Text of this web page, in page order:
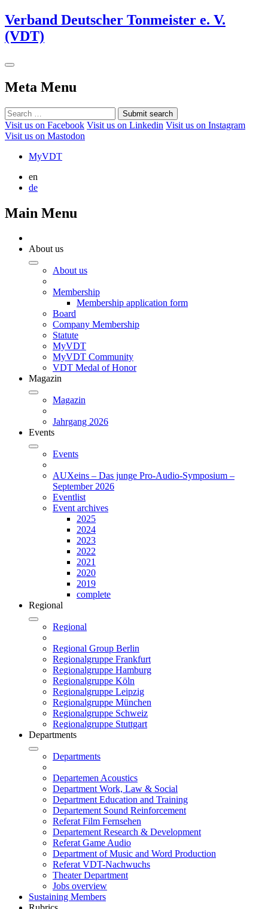
Verband Deutscher Tonmeister e. V.
(VDT)
Meta Menu
Submit search
Visit us on Facebook Visit us on Linkedin Visit us on Instagram
Visit us on Mastodon
MyVDT
en
de
Main Menu
About us
About us
Membership
Membership application form
Board
Company Membership
Statute
MyVDT
MyVDT Community
VDT Medal of Honor
Magazin
Magazin
Jahrgang 2026
Events
Events
AUXeins – Das junge Pro-Audio-Symposium –
September 2026
Eventlist
Event archives
2025
2024
2023
2022
2021
2020
2019
complete
Regional
Regional
Regional Group Berlin
Regionalgruppe Frankfurt
Regionalgruppe Hamburg
Regionalgruppe Köln
Regionalgruppe Leipzig
Regionalgruppe München
Regionalgruppe Schweiz
Regionalgruppe Stuttgart
Departments
Departments
Departemen Acoustics
Department Work, Law & Social
Department Education and Training
Departement Sound Reinforcement
Referat Film Fernsehen
Departement Research & Development
Referat Game Audio
Department of Music and Word Production
Referat VDT-Nachwuchs
Theater Department
Jobs overview
Sustaining Members